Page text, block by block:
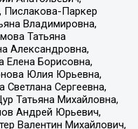
Пислакова-Паркер
Владимировна,
Татьяна
Александровна,
Елена Борисовна,
Юлия Юрьевна,
Светлана Сергеевна,
Татьяна Михайловна,
Андрей Юрьевич,
Валентин Михайлович,